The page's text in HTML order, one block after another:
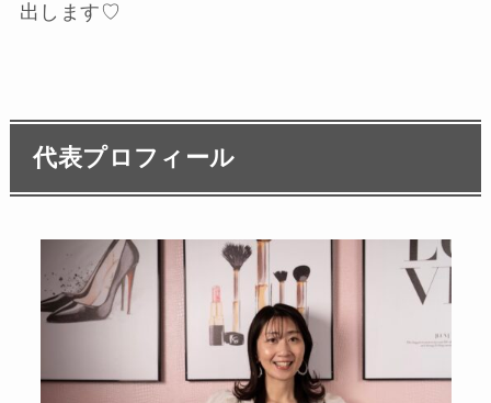
出します♡
代表プロフィール